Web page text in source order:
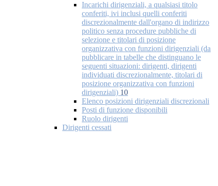
Incarichi dirigenziali, a qualsiasi titolo
conferiti, ivi inclusi quelli conferiti
discrezionalmente dall'organo di indirizzo
politico senza procedure pubbliche di
selezione e titolari di posizione
organizzativa con funzioni dirigenziali (da
pubblicare in tabelle che distinguano le
seguenti situazioni: dirigenti, dirigenti
individuati discrezionalmente, titolari di
posizione organizzativa con funzioni
dirigenziali) 10
Elenco posizioni dirigenziali discrezionali
Posti di funzione disponibili
Ruolo dirigenti
Dirigenti cessati